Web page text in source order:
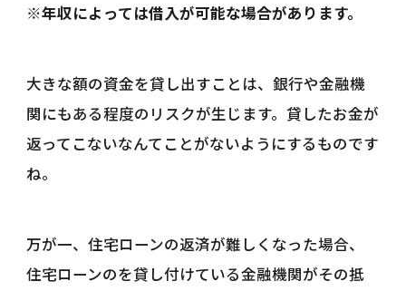
※年収によっては借入が可能な場合があります。
大きな額の資金を貸し出すことは、銀行や金融機
関にもある程度のリスクが生じます。貸したお金が
返ってこないなんてことがないようにするものです
ね。
万が一、住宅ローンの返済が難しくなった場合、
住宅ローンのを貸し付けている金融機関がその抵